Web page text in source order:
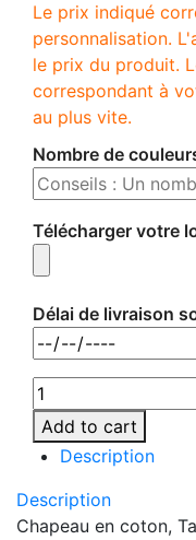
Le prix indiqué
personnalisation.
le prix du produit.
correspondant à
au plus vite.
Nombre de
Télécharger votre
Délai de livraison
Add to cart
Description
Description
Chapeau en coton,